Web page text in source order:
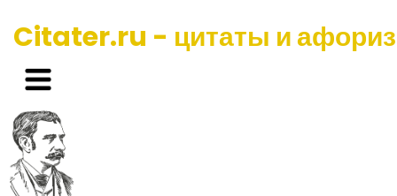
Citater.ru - цитаты и